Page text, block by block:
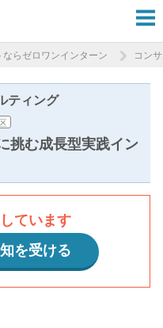
らゼロワンインターン コン
ティング
挑む成長型実践イン
ています
を受ける